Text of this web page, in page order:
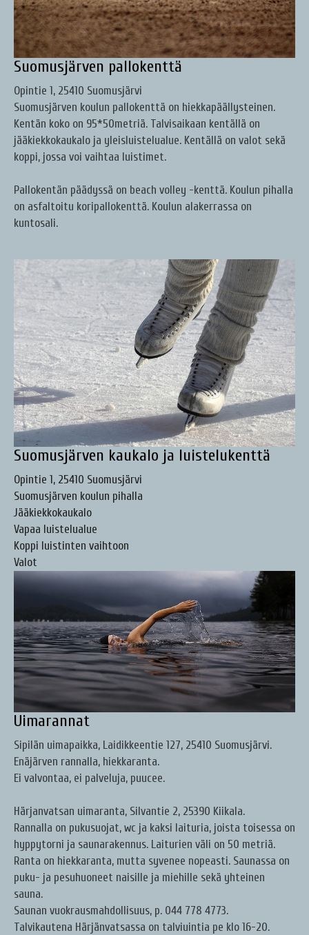
Suomusjärven pallokenttä
Opintie 1, 25410 Suomusjärvi
Suomusjärven koulun pallokenttä on hiekkapäällysteinen.
Kentän koko on 95*50metriä. Talvisaikaan kentällä on
jääkiekkokaukalo ja yleisluistelualue. Kentällä on valot sekä
koppi, jossa voi vaihtaa luistimet.
Pallokentän päädyssä on beach volley -kenttä. Koulun pihalla
on asfaltoitu koripallokenttä. Koulun alakerrassa on
kuntosali.
Suomusjärven kaukalo ja luistelukenttä
Opintie 1, 25410 Suomusjärvi
Suomusjärven koulun pihalla
Jääkiekkokaukalo
Vapaa luistelualue
Koppi luistinten vaihtoon
Valot
Uimarannat
Sipilän uimapaikka, Laidikkeentie 127, 25410 Suomusjärvi.
Enäjärven rannalla, hiekkaranta.
Ei valvontaa, ei palveluja, puucee.
Härjanvatsan uimaranta, Silvantie 2, 25390 Kiikala.
Rannalla on pukusuojat, wc ja kaksi laituria, joista toisessa on
hyppytorni ja saunarakennus. Laiturien väli on 50 metriä.
Ranta on hiekkaranta, mutta syvenee nopeasti. Saunassa on
puku- ja pesuhuoneet naisille ja miehille sekä yhteinen
sauna.
Saunan vuokrausmahdollisuus, p. 044 778 4773.
Talvikautena Härjänvatsassa on talviuintia pe klo 16-20.